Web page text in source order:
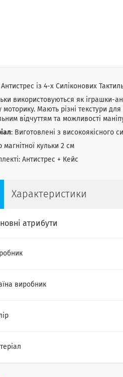
із 4-х Силіконових
використовуються як іграшки-
моторику. Мають різні текстури
відчуттям та можливості
: Виготовлені з високоякісного
магнітної кульки 2 см
Антистрес + Кейс
Характеристики
атрибути
виробник